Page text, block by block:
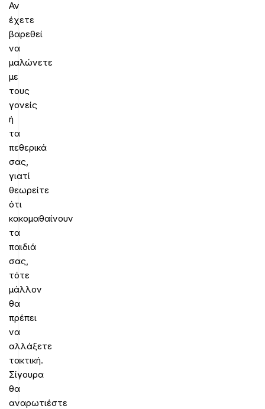
Αν
έχετε
βαρεθεί
να
μαλώνετε
με
τους
γονείς
ή
τα
πεθερικά
σας,
γιατί
θεωρείτε
ότι
κακομαθαίνουν
τα
παιδιά
σας,
τότε
μάλλον
θα
πρέπει
να
αλλάξετε
τακτική.
Σίγουρα
θα
αναρωτιέστε